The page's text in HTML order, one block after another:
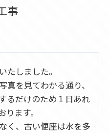
事
たしました。
真を見てわかる通り、
るだけのため１日あれ
ます。
く、古い便座は水を多